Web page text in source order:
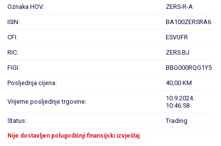
Oznaka HOV: ZERS-R-A
ISIN: BA100ZERSRA6
CFI: ESVUFR
RIC: ZERS.BJ
FIGI: BBG000RQG1Y5
Posljednja cijena: 40,00 KM
Vrijeme posljednje trgovine:
10.9.2024.
10:46:58
Status: Trading
Nije dostavljen polugodišnji finansijski izvještaj